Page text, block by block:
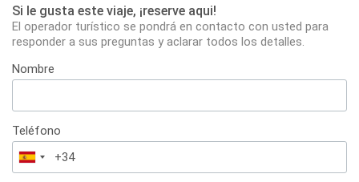
Si le gusta este viaje, ¡reserve aqui!
El operador turístico se pondrá en contacto con usted para
responder a sus preguntas y aclarar todos los detalles.
Nombre
Teléfono
España
+34